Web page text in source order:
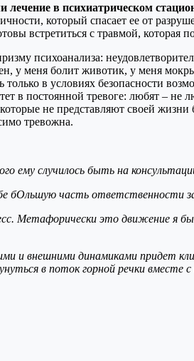
в психиатрическом
который спасает ее от
встретиться с травмой, которая
психоанализа:
у меня болит животик, у меня
в условиях безопасности
в постоянной тревоге: любят –
не представляют своей
тревожна.
ему случилось быть на
бОльшую часть ответственности
Метафорически это движение я
и внешними динамиками
в поток горной речки вместе с